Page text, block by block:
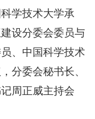
学技术大学承
设分委会委员与
、中国科学技术
分委会秘书长、
周正威主持会